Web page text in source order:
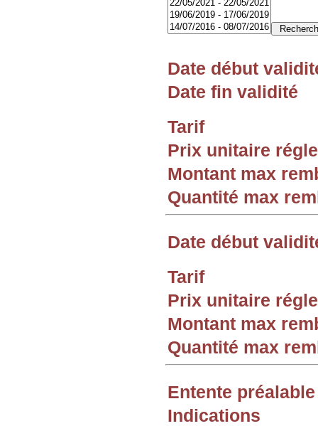
Date début
Date fin validité
Tarif
Prix unitaire
Montant max
Quantité max
Date début
Tarif
Prix unitaire
Montant max
Quantité max
Entente préalable
Indications